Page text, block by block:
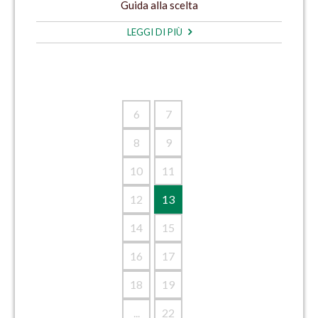
Guida alla scelta
LEGGI DI PIÙ
6 7
8 9
10 11
12 13
14 15
16 17
18 19
... 22